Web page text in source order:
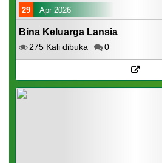
29 Apr 2026
Bina Keluarga Lansia
275 Kali dibuka 0